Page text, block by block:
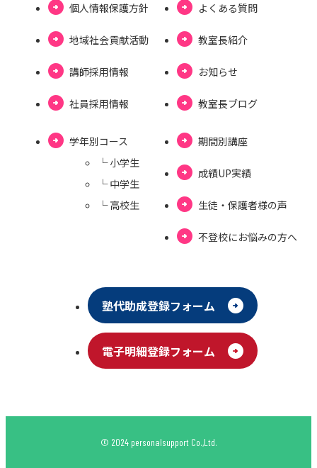
個⼈情報保護⽅針
地域社会貢献活動
講師採用情報
社員採用情報
よくある質問
教室長紹介
お知らせ
教室⻑ブログ
学年別コース
└ ⼩学⽣
└ 中学⽣
└ ⾼校⽣
期間別講座
成績UP実績
⽣徒・保護者様の声
不登校にお悩みの⽅へ
塾代助成登録フォーム
電⼦明細登録フォーム
© 2024 personalsupport Co.,Ltd.